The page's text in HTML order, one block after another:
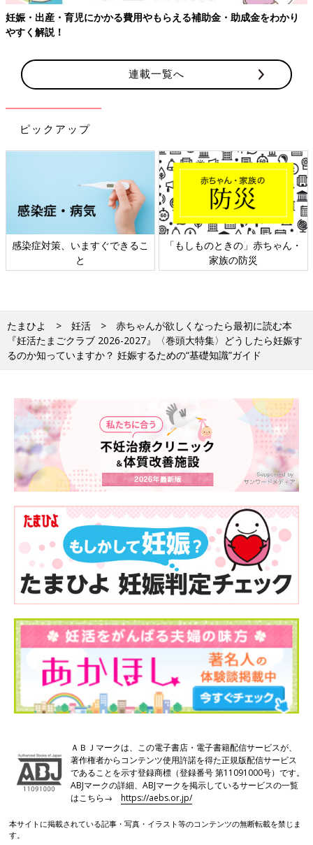
【ワクチン接種できるものも】妊婦の感染症対策、知っておいて！
連載一覧へ
ピックアップ
日本外来小児科学会リーフレッ
ト検討会
六星占術 細木かおりさんの人生
相談
たまひよ 妊活
赤ちゃんが欲しくなったら最初に読む本
『妊活たまごクラブ 2026-2027』〈巻頭大特集〉どうしたら妊娠す
るのか知っていますか？ 妊娠するための“基礎知識”ガイド
ＡＢＪマークは、この電子書店・電子書籍配信サービスが、
著作権者からコンテンツ使用許諾を得た正規版配信サービス
であることを示す登録商標（登録番号 第11091000号）です。
ABJマークの詳細、ABJマークを掲示しているサービスの一覧
はこちら→https://aebs.or.jp/
本サイトに掲載されている記事・写真・イラスト等のコンテンツの無断転載を禁じま
す。